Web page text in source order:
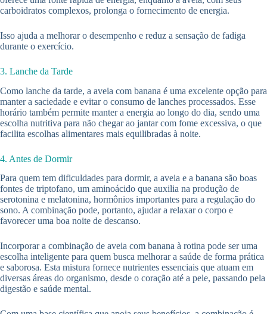
carboidratos complexos, prolonga o fornecimento de energia.
Isso ajuda a melhorar o desempenho e reduz a sensação de fadiga
durante o exercício.
3. Lanche da Tarde
Como lanche da tarde, a aveia com banana é uma excelente opção para
manter a saciedade e evitar o consumo de lanches processados. Esse
horário também permite manter a energia ao longo do dia, sendo uma
escolha nutritiva para não chegar ao jantar com fome excessiva, o que
facilita escolhas alimentares mais equilibradas à noite.
4. Antes de Dormir
Para quem tem dificuldades para dormir, a aveia e a banana são boas
fontes de triptofano, um aminoácido que auxilia na produção de
serotonina e melatonina, hormônios importantes para a regulação do
sono. A combinação pode, portanto, ajudar a relaxar o corpo e
favorecer uma boa noite de descanso.
Incorporar a combinação de aveia com banana à rotina pode ser uma
escolha inteligente para quem busca melhorar a saúde de forma prática
e saborosa. Esta mistura fornece nutrientes essenciais que atuam em
diversas áreas do organismo, desde o coração até a pele, passando pela
digestão e saúde mental.